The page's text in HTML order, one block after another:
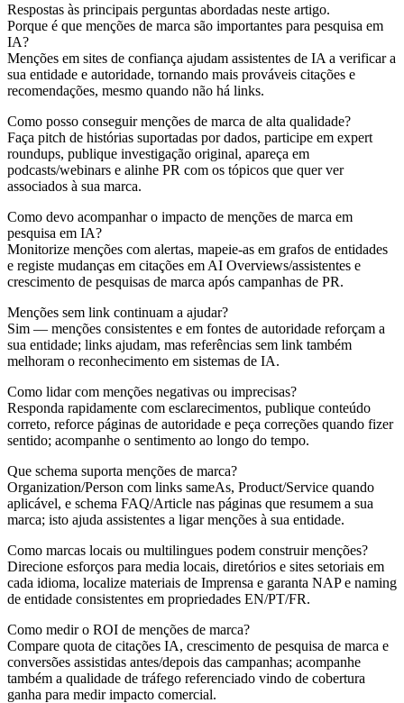
Respostas às principais perguntas abordadas neste artigo.
Porque é que menções de marca são importantes para pesquisa em
IA?
Menções em sites de confiança ajudam assistentes de IA a verificar a
sua entidade e autoridade, tornando mais prováveis citações e
recomendações, mesmo quando não há links.
Como posso conseguir menções de marca de alta qualidade?
Faça pitch de histórias suportadas por dados, participe em expert
roundups, publique investigação original, apareça em
podcasts/webinars e alinhe PR com os tópicos que quer ver
associados à sua marca.
Como devo acompanhar o impacto de menções de marca em
pesquisa em IA?
Monitorize menções com alertas, mapeie-as em grafos de entidades
e registe mudanças em citações em AI Overviews/assistentes e
crescimento de pesquisas de marca após campanhas de PR.
Menções sem link continuam a ajudar?
Sim — menções consistentes e em fontes de autoridade reforçam a
sua entidade; links ajudam, mas referências sem link também
melhoram o reconhecimento em sistemas de IA.
Como lidar com menções negativas ou imprecisas?
Responda rapidamente com esclarecimentos, publique conteúdo
correto, reforce páginas de autoridade e peça correções quando fizer
sentido; acompanhe o sentimento ao longo do tempo.
Que schema suporta menções de marca?
Organization/Person com links sameAs, Product/Service quando
aplicável, e schema FAQ/Article nas páginas que resumem a sua
marca; isto ajuda assistentes a ligar menções à sua entidade.
Como marcas locais ou multilingues podem construir menções?
Direcione esforços para media locais, diretórios e sites setoriais em
cada idioma, localize materiais de Imprensa e garanta NAP e naming
de entidade consistentes em propriedades EN/PT/FR.
Como medir o ROI de menções de marca?
Compare quota de citações IA, crescimento de pesquisa de marca e
conversões assistidas antes/depois das campanhas; acompanhe
também a qualidade de tráfego referenciado vindo de cobertura
ganha para medir impacto comercial.